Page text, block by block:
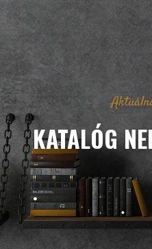
KATALÓG